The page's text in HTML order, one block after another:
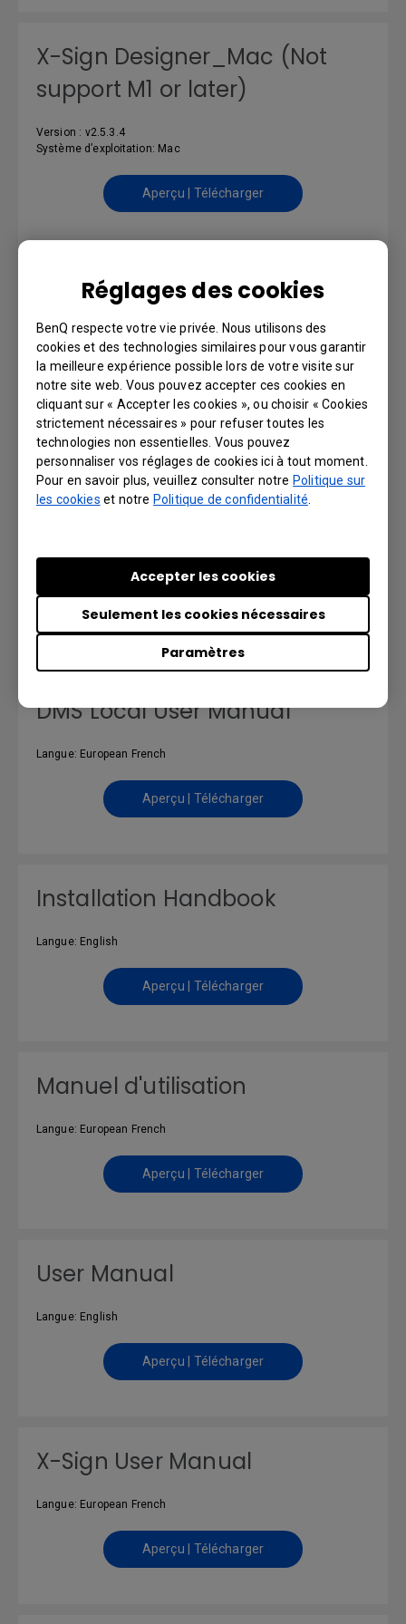
Réglages des cookies
BenQ respecte votre vie privée. Nous utilisons des
cookies et des technologies similaires pour vous garantir
la meilleure expérience possible lors de votre visite sur
notre site web. Vous pouvez accepter ces cookies en
cliquant sur « Accepter les cookies », ou choisir « Cookies
strictement nécessaires » pour refuser toutes les
technologies non essentielles. Vous pouvez
personnaliser vos réglages de cookies ici à tout moment.
Pour en savoir plus, veuillez consulter notre Politique sur
les cookies et notre Politique de confidentialité
Paramètres
Seulement les cookies nécessaires
Accepter les cookies
X-Sign Designer_Mac (Not
support M1 or later)
Version : v2.5.3.4
Système d’exploitation: Mac
Aperçu | Télécharger
MANUEL D’UTILISATION
DMS Cloud User Manual
Langue: English
Aperçu | Télécharger
Aperçu | Télécharger
DMS Local User Manual
Langue: European French
Aperçu | Télécharger
Installation Handbook
Langue: English
Aperçu | Télécharger
Manuel d'utilisation
Langue: European French
Aperçu | Télécharger
User Manual
Langue: English
Aperçu | Télécharger
X-Sign User Manual
Langue: European French
Aperçu | Télécharger